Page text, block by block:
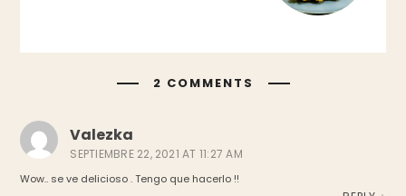
2 COMMENTS
Valezka
SEPTIEMBRE 22, 2021 AT 11:27 AM
Wow.. se ve delicioso . Tengo que hacerlo !!